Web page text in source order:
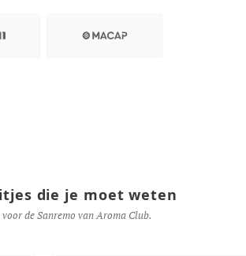
die je moet weten
de Sanremo van Aroma Club.